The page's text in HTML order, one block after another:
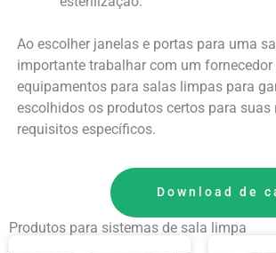
Ao escolher janelas e portas para uma
importante trabalhar com um fornecedor
equipamentos para salas limpas para
escolhidos os produtos certos para suas
requisitos específicos.
Download de
Produtos para sistemas de sala limpa